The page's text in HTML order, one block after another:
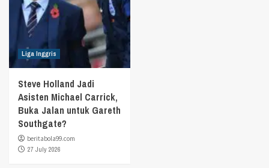
Liga Inggris
Steve Holland Jadi
Asisten Michael Carrick,
Buka Jalan untuk Gareth
Southgate?
beritabola99.com
27 July 2026